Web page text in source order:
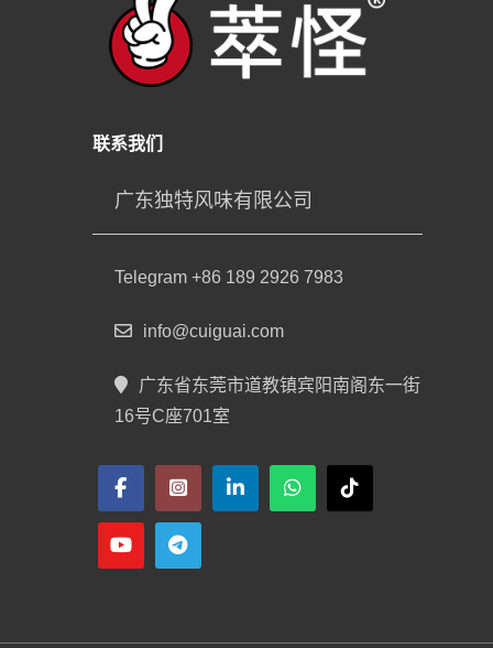
联系我们
广东独特风味有限公司
Telegram +86 189 2926 7983
info@cuiguai.com
广东省东莞市道教镇宾阳南阁东一街
16号C座701室